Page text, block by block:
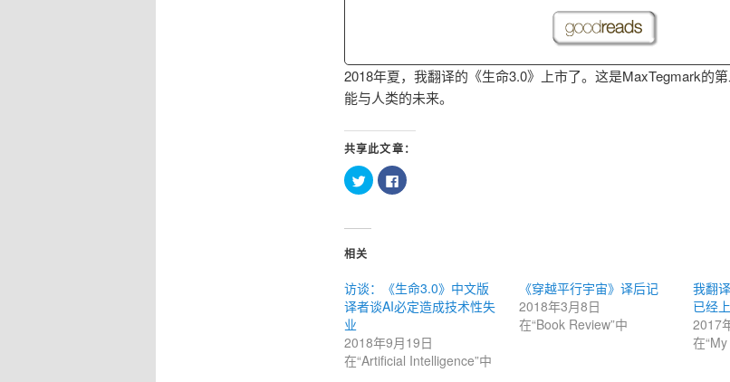
2018年夏，我翻译的《生命3.0》上市了。这是MaxTegmark的
能与人类的未来。
共享此文章：
点
击
上
享
（在
窗
口
中
打
点
击
窗
口
中
打
相关
访谈：《生命3.0》中文版
译者谈AI必定造成技术性失
业
2018年9月19日
在“Artificial Intelligence”中
《穿越平行宇宙》译后记
2018年3月8日
在“Book Review”中
我翻
已经
2017
在